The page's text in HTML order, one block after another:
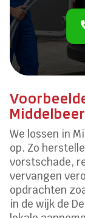
We lossen in
op. Zo
vorstschade,
vervangen
opdrachten
in de wijk de